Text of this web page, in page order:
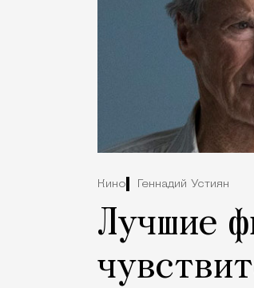
Кино Геннадий Устиян
Лучшие